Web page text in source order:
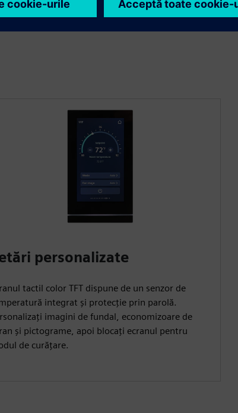
personalizate
tactil color TFT dispune de un senzor de
integrat și protecție prin parolă.
imagini de fundal, economizoare de
și pictograme, apoi blocați ecranul pentru
de curățare.